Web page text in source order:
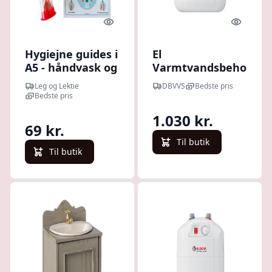
Quick look
Hygiejne guides i
A5 - håndvask og
tandbørstning
Leg og Lektie
Bedste pris
69 kr.
Til butik
Quick
El
Varmtvandsbeholder
7 L - Til ophængning,
studse opad
DBVVS Bedste pris
1.030 kr.
Til butik